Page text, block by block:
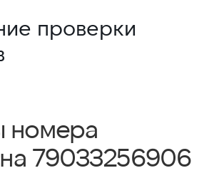
проверки
номера
79033256906